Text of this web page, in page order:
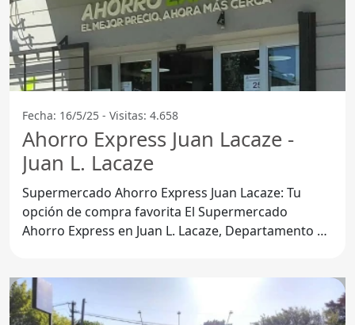
Fecha: 16/5/25 - Visitas: 4.658
Ahorro Express Juan Lacaze -
Juan L. Lacaze
Supermercado Ahorro Express Juan Lacaze: Tu
opción de compra favorita El Supermercado
Ahorro Express en Juan L. Lacaze, Departamento de